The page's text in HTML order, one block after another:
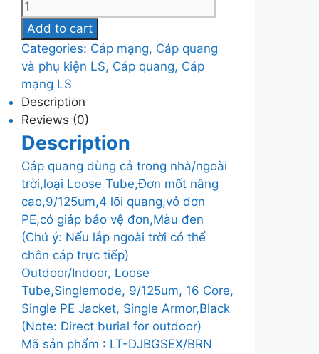
Add to cart
Categories: Cáp mạng, Cáp quang
và phụ kiện LS, Cáp quang, Cáp
mạng LS
Description
Reviews (0)
Description
Cáp quang dùng cả trong nhà/ngoài
trời,loại Loose Tube,Đơn mốt nâng
cao,9/125um,4 lõi quang,vỏ dơn
PE,có giáp bảo vệ đơn,Màu đen
(Chú ý: Nếu lắp ngoài trời có thể
chôn cáp trực tiếp)
Outdoor/Indoor, Loose
Tube,Singlemode, 9/125um, 16 Core,
Single PE Jacket, Single Armor,Black
(Note: Direct burial for outdoor)
Mã sản phẩm : LT-DJBGSEX/BRN